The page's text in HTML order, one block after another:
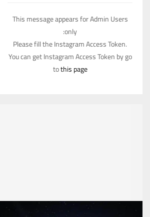
This message appears for Admin Users
only:
Please fill the Instagram Access Token.
You can get Instagram Access Token by go
tothis page